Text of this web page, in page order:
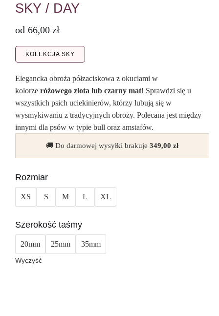
SKY / DAY
od 66,00 zł
KOLEKCJA SKY
Elegancka obroża półzaciskowa z okuciami w
kolorzeróżowego złota lub czarny mat! Sprawdzi się u
wszystkich psich uciekinierów, którzy lubują się w
wysmykiwaniu z tradycyjnych obroży. Polecana jest między
innymi dla psów w typie bull oraz amstafów.
🚚 Do darmowej wysyłki brakuje349,00zł
Rozmiar
XS S M L XL
Szerokość taśmy
20mm 25mm 35mm
Wyczyść